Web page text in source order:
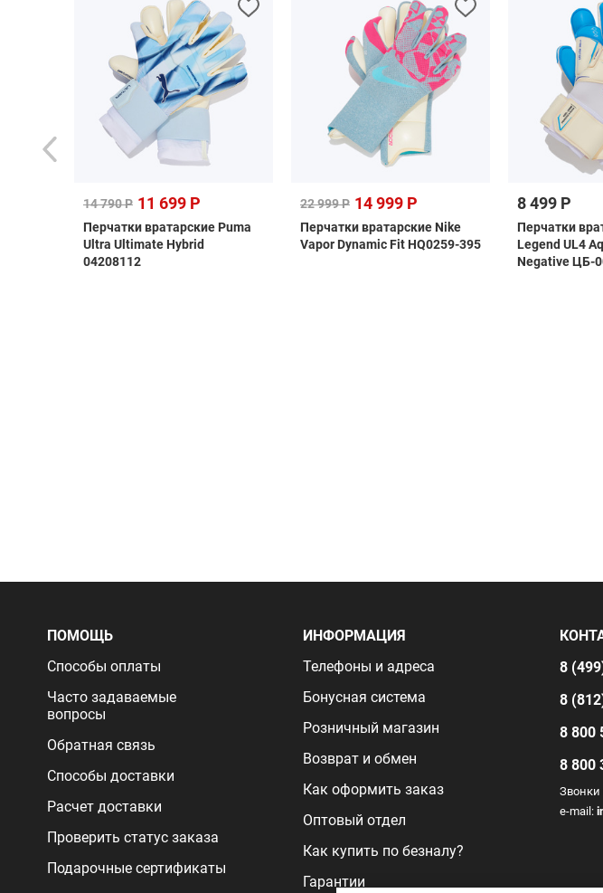
14 790 Р 11 699 Р
Перчатки вратарские Puma
Ultra Ultimate Hybrid
04208112
22 999 Р 14 999 Р
Перчатки вратарские Nike
Vapor Dynamic Fit HQ0259-395
8 499 Р
Перчатки
Legend UL4
Negative ЦБ-
ПОМОЩЬ
Способы оплаты
Часто задаваемые
вопросы
Обратная связь
Способы доставки
Расчет доставки
Проверить статус заказа
Подарочные сертификаты
ИНФОРМАЦИЯ
Телефоны и адреса
Бонусная система
Розничный магазин
Возврат и обмен
Как оформить заказ
Оптовый отдел
Как купить по безналу?
Гарантии
8
8
8 800
8 800
Звонки
e-mail: